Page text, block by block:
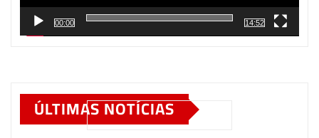
00:00 14:52
ÚLTIMAS NOTÍCIAS